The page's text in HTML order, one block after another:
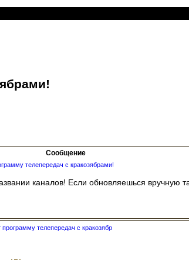
Сообщение
телепередач с кракозябрами!
каналов! Если обновляешься вручную
телепередач с кракозябр